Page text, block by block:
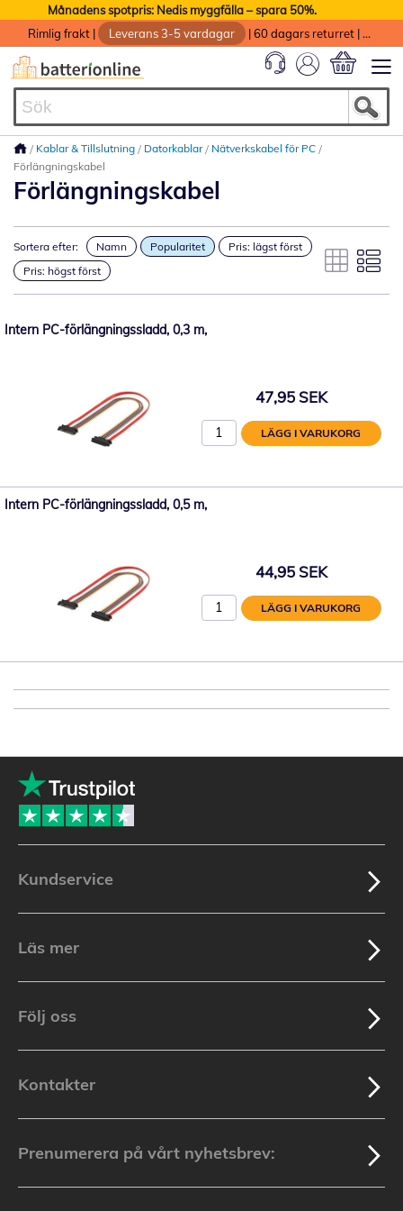
Månadens spotpris: Nedis myggfälla – spara 50%.
Rimlig frakt | Leverans 3-5 vardagar |60 dagars returret |
Kablar & Tillslutning Datorkablar
Nätverkskabel för PC
Förlängningskabel
Förlängningskabel
Sortera efter: Namn Popularitet
Pris: lägst först
Pris: högst först
Intern PC-förlängningssladd, 0,3 m,
47,95 SEK
LÄGG I VARUKORG
Intern PC-förlängningssladd, 0,5 m,
44,95 SEK
LÄGG I VARUKORG
Kundservice
Läs mer
Följ oss
Kontakter
Prenumerera på vårt nyhetsbrev: